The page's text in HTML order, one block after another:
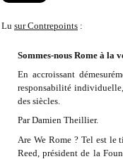
Lu sur Contrepoints :
Sommes-nous Rome à la
En accroissant
responsabilité
des siècles.
Par Damien Theillier.
Are We Rome ? Tel est le
Reed, président de la